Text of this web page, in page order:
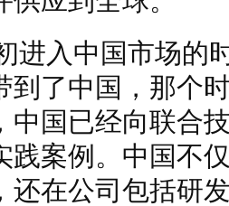
进入中国市场的
到了中国，那个
中国已经向联合
践案例。中国不
还在公司包括研